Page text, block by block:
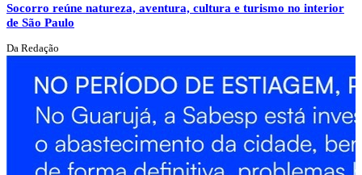
Socorro reúne natureza, aventura, cultura e turismo no interior
de São Paulo
Da Redação